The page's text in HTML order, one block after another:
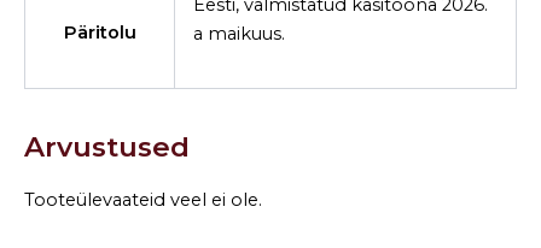
Päritolu
a maikuus.
Arvustused
Tooteülevaateid veel ei ole.